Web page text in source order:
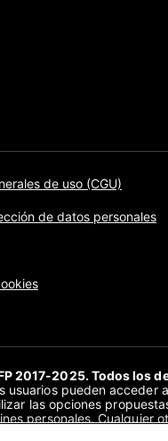
de uso (CGU)
de datos personales
2017-2025. Todos los
usuarios pueden acceder
las opciones
personales. Cualquier